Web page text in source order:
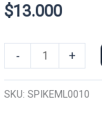
$13.000
-
Manga
Larga
+
SKU: SPIKEML0010